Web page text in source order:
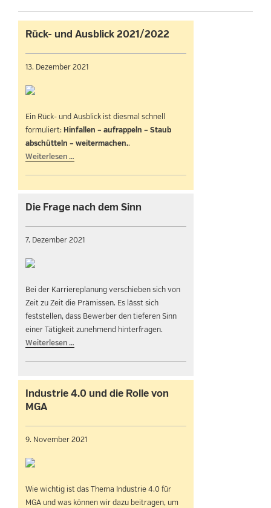
Rück- und Ausblick 2021/2022
13. Dezember 2021
Ein Rück- und Ausblick ist diesmal schnell
formuliert: Hinfallen – aufrappeln – Staub
abschütteln – weitermachen..
Weiterlesen …
Die Frage nach dem Sinn
7. Dezember 2021
Bei der Karriereplanung verschieben sich von
Zeit zu Zeit die Prämissen. Es lässt sich
feststellen, dass Bewerber den tieferen Sinn
einer Tätigkeit zunehmend hinterfragen.
Weiterlesen …
Industrie 4.0 und die Rolle von
MGA
9. November 2021
Wie wichtig ist das Thema Industrie 4.0 für
MGA und was können wir dazu beitragen, um